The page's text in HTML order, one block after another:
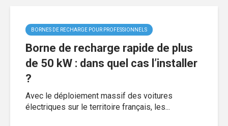
BORNES DE RECHARGE POUR PROFESSIONNELS
Borne de recharge rapide de plus
de 50 kW : dans quel cas l’installer
?
Avec le déploiement massif des voitures
électriques sur le territoire français, les...